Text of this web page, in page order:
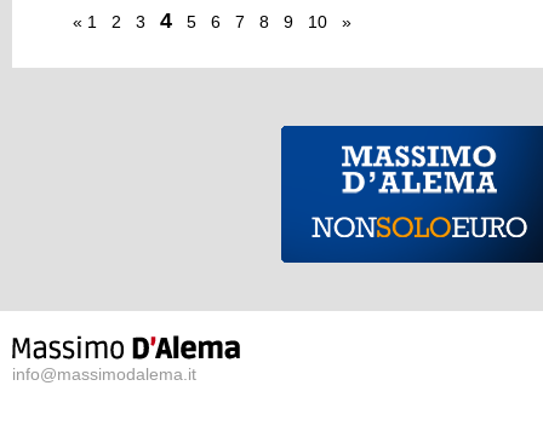
« 1 2 3 4 5 6 7 8 9 10 »
info@massimodalema.it